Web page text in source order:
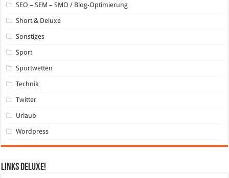
SEO – SEM – SMO / Blog-Optimierung
Short & Deluxe
Sonstiges
Sport
Sportwetten
Technik
Twitter
Urlaub
Wordpress
Links DeLuXe!